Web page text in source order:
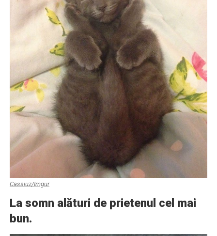
Cassiuz/Imgur
La somn alături de prietenul cel mai
bun.